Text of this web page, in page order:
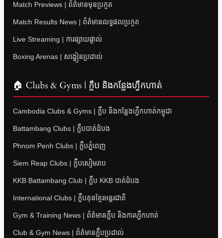
Match Previews | ព័ត៌មានមុនប្រកួត
Match Results News | ព័ត៌មានលទ្ធផលប្រកួត
Live Streaming | ការផ្សាយផ្ទាល់
Boxing Arenas | សង្វៀនប្រដាល់
🏠 Clubs & Gyms | ក្លឹប និងកន្លែងហ្វឹកហាត់
Cambodia Clubs & Gyms | ក្លឹប និងកន្លែងហ្វឹកហាត់កម្ពុជា
Battambang Clubs | ក្លឹបបាត់ដំបង
Phnom Penh Clubs | ក្លឹបភ្នំពេញ
Siem Reap Clubs | ក្លឹបសៀមរាប
KKB Battambang Club | ក្លឹប KKB បាត់ដំបង
International Clubs | ក្លឹបគុនខ្មែរអន្តរជាតិ
Gym & Training News | ព័ត៌មានក្លឹប និងការហ្វឹកហាត់
Club & Gym News | ព័ត៌មានក្លឹបប្រដាល់